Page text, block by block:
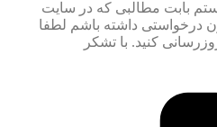
بابت مطالبی که در سایت
درخواستی داشته باشم لطفا
کنید. با تشکر